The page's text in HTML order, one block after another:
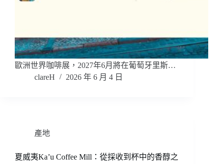
歐洲世界咖啡展，2027年6月將在葡萄牙里斯…
clareH
2026 年 6 月 4 日
產地
夏威夷Ka’u Coffee Mill：從採收到杯中的香醇之